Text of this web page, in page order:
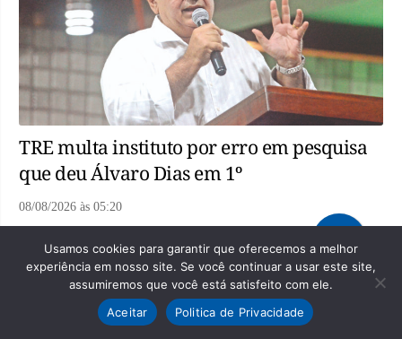
TRE multa instituto por erro em pesquisa
que deu Álvaro Dias em 1º
08/08/2026 às 05:20
Flagrante
Usamos cookies para garantir que oferecemos a melhor
experiência em nosso site. Se você continuar a usar este site,
assumiremos que você está satisfeito com ele.
Aceitar
Politica de Privacidade